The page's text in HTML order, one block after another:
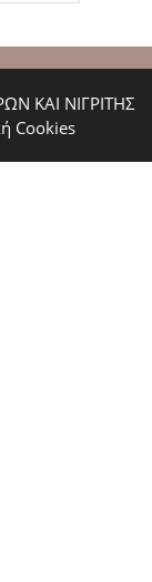
ΚΑΙ ΝΙΓΡΙΤΗΣ
Cookies